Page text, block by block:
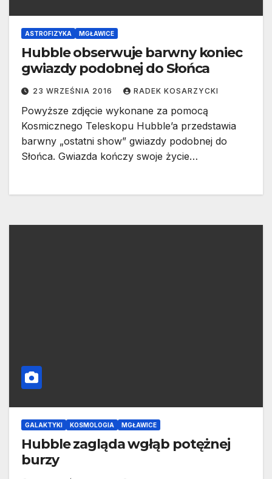
ASTROFIZYKA MGŁAWICE
Hubble obserwuje barwny koniec
gwiazdy podobnej do Słońca
23 WRZEŚNIA 2016 RADEK KOSARZYCKI
Powyższe zdjęcie wykonane za pomocą
Kosmicznego Teleskopu Hubble’a przedstawia
barwny „ostatni show” gwiazdy podobnej do
Słońca. Gwiazda kończy swoje życie…
GALAKTYKI KOSMOLOGIA MGŁAWICE
Hubble zagląda wgłąb potężnej
burzy